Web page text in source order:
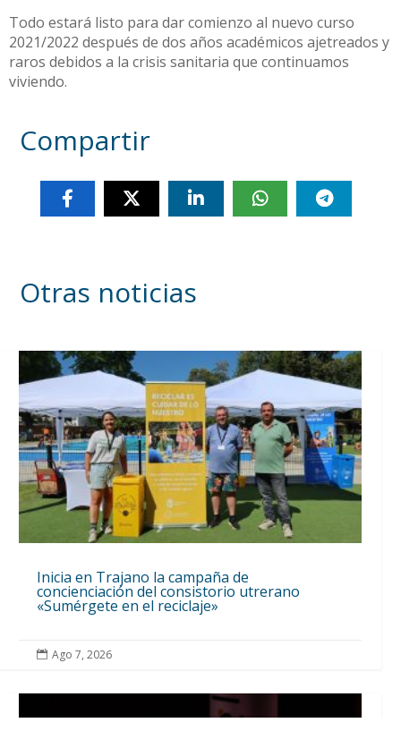
Todo estará listo para dar comienzo al nuevo curso
2021/2022 después de dos años académicos ajetreados y
raros debidos a la crisis sanitaria que continuamos
viviendo.
Compartir
Otras noticias
Inicia en Trajano la campaña de
concienciación del consistorio utrerano
«Sumérgete en el reciclaje»
 Ago 7, 2026